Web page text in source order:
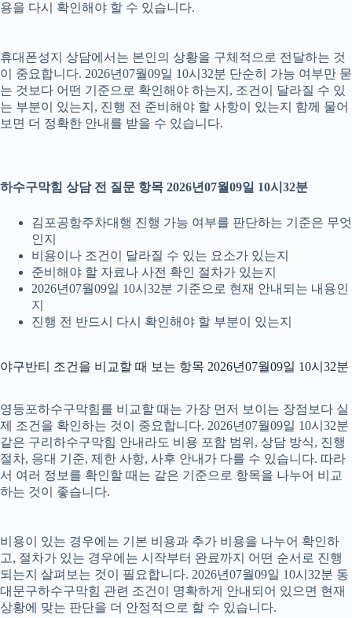
용을 다시 확인해야 할 수 있습니다.
휴대폰성지 상담에서는 본인의 상황을 구체적으로 전달하는 것
이 중요합니다. 2026년07월09일 10시32분 단순히 가능 여부만 묻
는 것보다 어떤 기준으로 확인해야 하는지, 조건이 달라질 수 있
는 부분이 있는지, 진행 전 준비해야 할 사항이 있는지 함께 물어
보면 더 정확한 안내를 받을 수 있습니다.
하수구막힘 상담 전 질문 항목 2026년07월09일 10시32분
김포공항주차대행 진행 가능 여부를 판단하는 기준은 무엇
인지
비용이나 조건이 달라질 수 있는 요소가 있는지
준비해야 할 자료나 사전 확인 절차가 있는지
2026년07월09일 10시32분 기준으로 현재 안내되는 내용인
지
진행 전 반드시 다시 확인해야 할 부분이 있는지
야구반티 조건을 비교할 때 보는 항목 2026년07월09일 10시32분
영등포하수구막힘를 비교할 때는 가장 먼저 보이는 장점보다 실
제 조건을 확인하는 것이 중요합니다. 2026년07월09일 10시32분
같은 구리하수구막힘 안내라도 비용 포함 범위, 상담 방식, 진행
절차, 응대 기준, 제한 사항, 사후 안내가 다를 수 있습니다. 따라
서 여러 정보를 확인할 때는 같은 기준으로 항목을 나누어 비교
하는 것이 좋습니다.
비용이 있는 경우에는 기본 비용과 추가 비용을 나누어 확인하
고, 절차가 있는 경우에는 시작부터 완료까지 어떤 순서로 진행
되는지 살펴보는 것이 필요합니다. 2026년07월09일 10시32분 동
대문구하수구막힘 관련 조건이 명확하게 안내되어 있으면 현재
상황에 맞는 판단을 더 안정적으로 할 수 있습니다.